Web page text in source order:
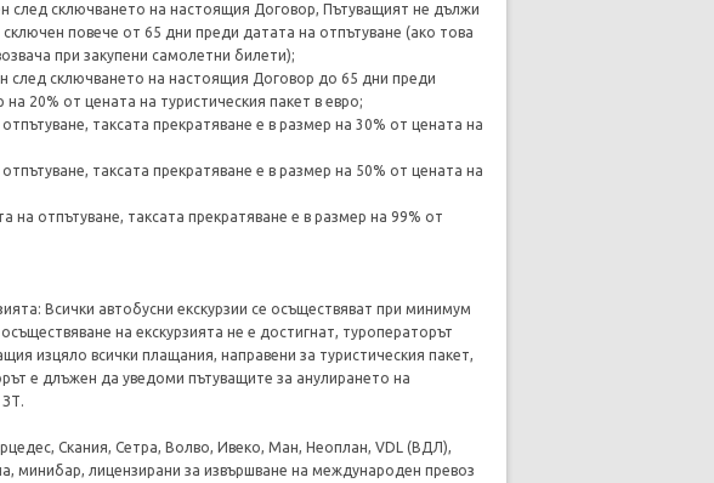
след сключването на настоящия Договор, Пътуващият не дължи
повече от 65 дни преди датата на отпътуване (ако това
при закупени самолетни билети);
след сключването на настоящия Договор до 65 дни преди
20% от цената на туристическия пакет в евро;
таксата прекратяване е в размер на 30% от цената на
таксата прекратяване е в размер на 50% от цената на
отпътуване, таксата прекратяване е в размер на 99% от
Всички автобусни екскурзии се осъществяват при минимум
на екскурзията не е достигнат, туроператорът
изцяло всички плащания, направени за туристическия пакет,
е длъжен да уведоми пътуващите за анулирането на
ЗТ.
Скания, Сетра, Волво, Ивеко, Ман, Неоплан, VDL (ВДЛ),
минибар, лицензирани за извършване на международен превоз